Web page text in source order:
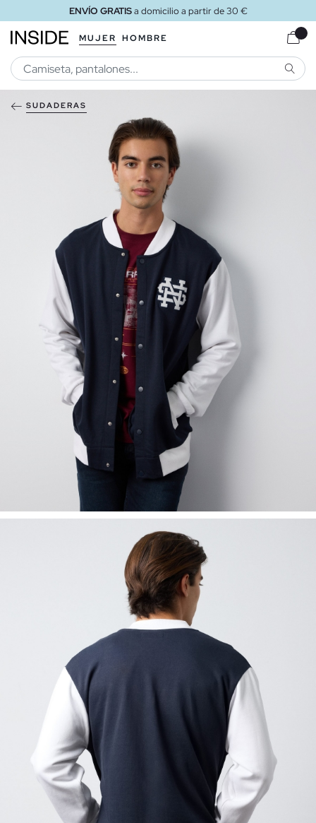
ENVÍO GRATISa domicilio a partir de 30 €
MUJER HOMBRE
SUDADERAS